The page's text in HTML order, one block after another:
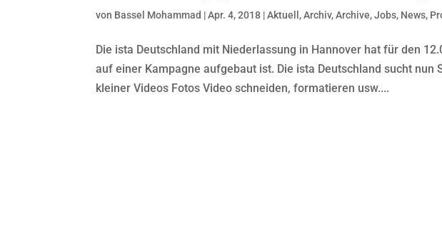
von Bassel Mohammad |Apr. 4, 2018 |Aktuell,Archiv,Archive,Jobs, News,
Die ista Deutschland mit Niederlassung in Hannover hat für den
auf einer Kampagne aufgebaut ist. Die ista Deutschland sucht nun
kleiner Videos Fotos Video schneiden, formatieren usw....